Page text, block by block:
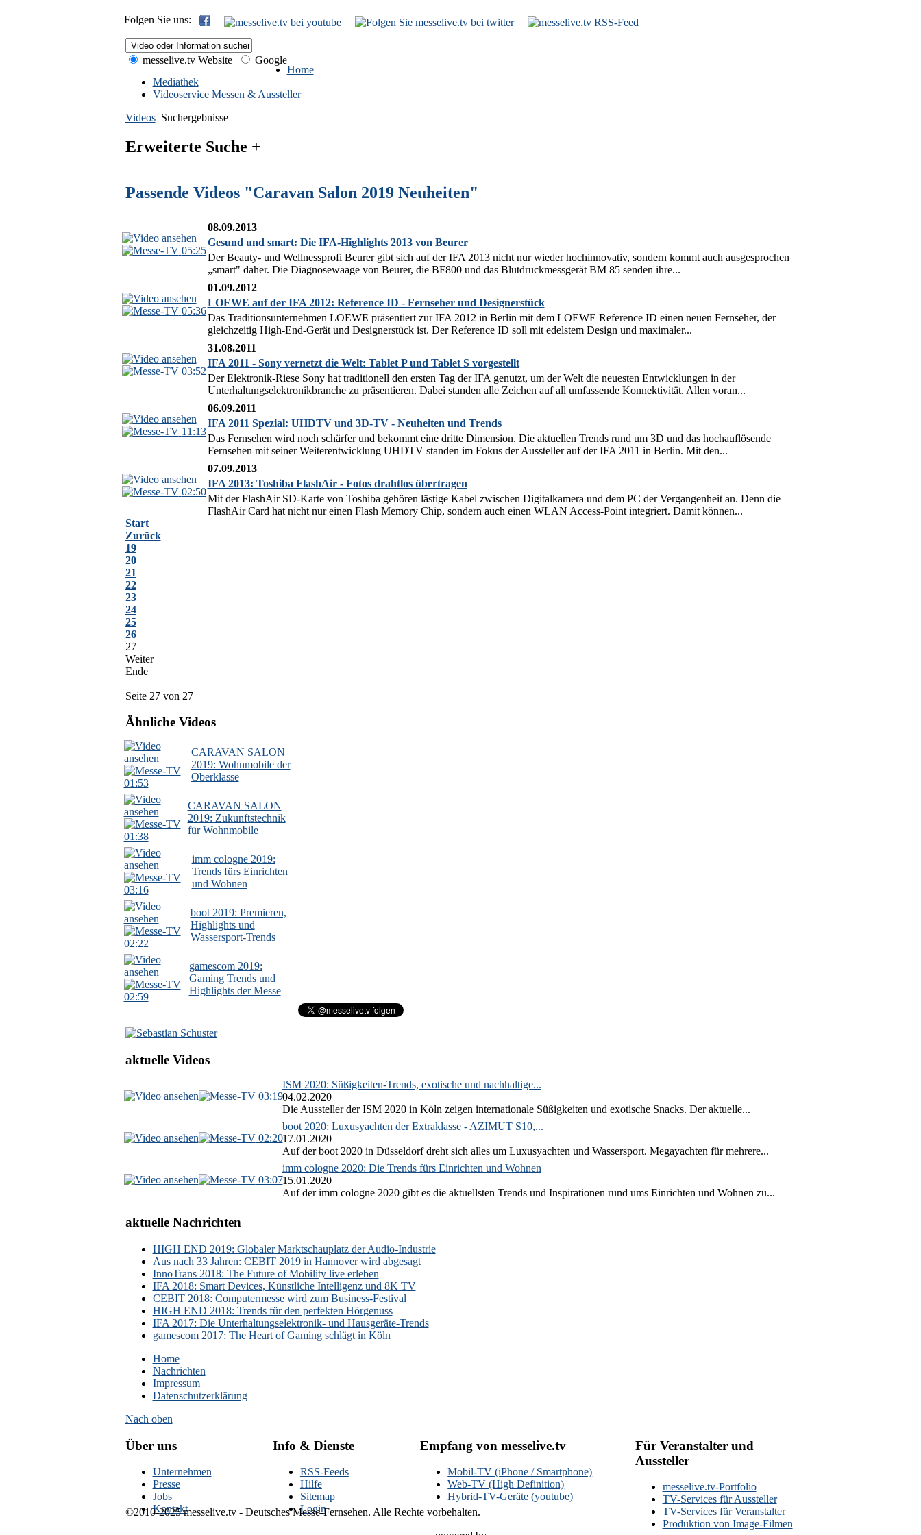
Folgen Sie uns:
messelive.tv Website
Google
Home
Mediathek
Videoservice Messen & Aussteller
Videos Suchergebnisse
Erweiterte Suche +
Passende Videos "Caravan Salon 2019 Neuheiten"
05:25
08.09.2013
Gesund und smart: Die IFA-Highlights 2013 von Beurer
Der Beauty- und Wellnessprofi Beurer gibt sich auf der IFA 2013 nicht nur wieder hochinnovativ, sondern kommt auch ausgesprochen
„smart" daher. Die Diagnosewaage von Beurer, die BF800 und das Blutdruckmessgerät BM 85 senden ihre...
05:36
01.09.2012
LOEWE auf der IFA 2012: Reference ID - Fernseher und Designerstück
Das Traditionsunternehmen LOEWE präsentiert zur IFA 2012 in Berlin mit dem LOEWE Reference ID einen neuen Fernseher, der
gleichzeitig High-End-Gerät und Designerstück ist. Der Reference ID soll mit edelstem Design und maximaler...
03:52
31.08.2011
IFA 2011 - Sony vernetzt die Welt: Tablet P und Tablet S vorgestellt
Der Elektronik-Riese Sony hat traditionell den ersten Tag der IFA genutzt, um der Welt die neuesten Entwicklungen in der
Unterhaltungselektronikbranche zu präsentieren. Dabei standen alle Zeichen auf all umfassende Konnektivität. Allen voran...
11:13
06.09.2011
IFA 2011 Spezial: UHDTV und 3D-TV - Neuheiten und Trends
Das Fernsehen wird noch schärfer und bekommt eine dritte Dimension. Die aktuellen Trends rund um 3D und das hochauflösende
Fernsehen mit seiner Weiterentwicklung UHDTV standen im Fokus der Aussteller auf der IFA 2011 in Berlin. Mit den...
02:50
07.09.2013
IFA 2013: Toshiba FlashAir - Fotos drahtlos übertragen
Mit der FlashAir SD-Karte von Toshiba gehören lästige Kabel zwischen Digitalkamera und dem PC der Vergangenheit an. Denn die
FlashAir Card hat nicht nur einen Flash Memory Chip, sondern auch einen WLAN Access-Point integriert. Damit können...
Start
Zurück
19
20
21
22
23
24
25
26
27
Weiter
Ende
Seite 27 von 27
Ähnliche Videos
01:53
CARAVAN SALON
2019: Wohnmobile der
Oberklasse
01:38
CARAVAN SALON
2019: Zukunftstechnik
für Wohnmobile
03:16
imm cologne 2019:
Trends fürs Einrichten
und Wohnen
02:22
boot 2019: Premieren,
Highlights und
Wassersport-Trends
02:59
gamescom 2019:
Gaming Trends und
Highlights der Messe
aktuelle Videos
03:19
ISM 2020: Süßigkeiten-Trends, exotische und nachhaltige...
04.02.2020
Die Aussteller der ISM 2020 in Köln zeigen internationale Süßigkeiten und exotische Snacks. Der aktuelle...
02:20
boot 2020: Luxusyachten der Extraklasse - AZIMUT S10,...
17.01.2020
Auf der boot 2020 in Düsseldorf dreht sich alles um Luxusyachten und Wassersport. Megayachten für mehrere...
03:07
imm cologne 2020: Die Trends fürs Einrichten und Wohnen
15.01.2020
Auf der imm cologne 2020 gibt es die aktuellsten Trends und Inspirationen rund ums Einrichten und Wohnen zu...
aktuelle Nachrichten
HIGH END 2019: Globaler Marktschauplatz der Audio-Industrie
Aus nach 33 Jahren: CEBIT 2019 in Hannover wird abgesagt
InnoTrans 2018: The Future of Mobility live erleben
IFA 2018: Smart Devices, Künstliche Intelligenz und 8K TV
CEBIT 2018: Computermesse wird zum Business-Festival
HIGH END 2018: Trends für den perfekten Hörgenuss
IFA 2017: Die Unterhaltungselektronik- und Hausgeräte-Trends
gamescom 2017: The Heart of Gaming schlägt in Köln
Home
Nachrichten
Impressum
Datenschutzerklärung
Nach oben
Über uns
Unternehmen
Presse
Jobs
Kontakt
Info & Dienste
RSS-Feeds
Hilfe
Sitemap
Login
Empfang von messelive.tv
Mobil-TV (iPhone / Smartphone)
Web-TV (High Definition)
Hybrid-TV-Geräte (youtube)
Für Veranstalter und
Aussteller
messelive.tv-Portfolio
TV-Services für Aussteller
TV-Services für Veranstalter
Produktion von Image-Filmen
©2010-2025 messelive.tv - Deutsches Messe-Fernsehen. Alle Rechte vorbehalten.